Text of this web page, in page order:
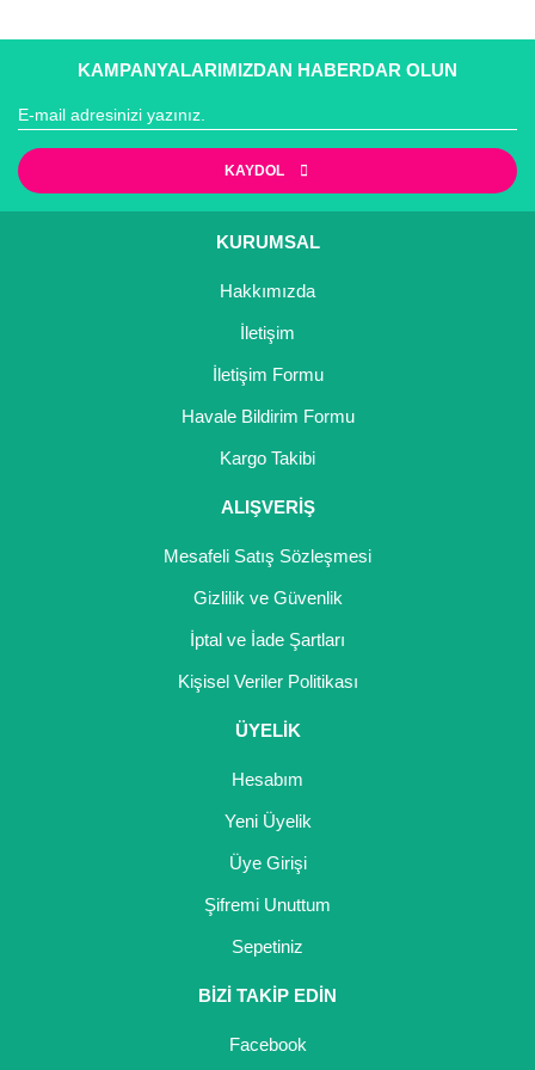
KAMPANYALARIMIZDAN HABERDAR OLUN
KAYDOL
KURUMSAL
Hakkımızda
İletişim
İletişim Formu
Havale Bildirim Formu
Kargo Takibi
ALIŞVERİŞ
Mesafeli Satış Sözleşmesi
Gizlilik ve Güvenlik
İptal ve İade Şartları
Kişisel Veriler Politikası
ÜYELİK
Hesabım
Yeni Üyelik
Üye Girişi
Şifremi Unuttum
Sepetiniz
BİZİ TAKİP EDİN
Facebook